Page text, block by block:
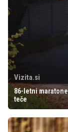
Vizita.si
86-letni
teče